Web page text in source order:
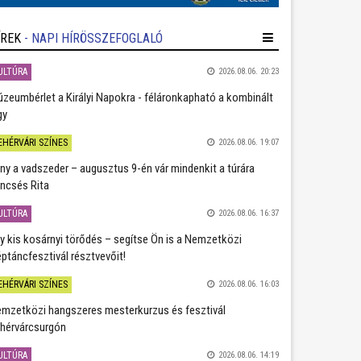
- NAPI HÍRÖSSZEFOGLALÓ
2026.08.06. 20:23
a Királyi Napokra - féláronkapható a kombinált
SZÍNES 2026.08.06. 19:07
a vadszeder – augusztus 9-én vár mindenkit a túrára
Rita
2026.08.06. 16:37
kis kosárnyi törődés – segítse Ön is a Nemzetközi
résztvevőit!
SZÍNES 2026.08.06. 16:03
hangszeres mesterkurzus és fesztivál
2026.08.06. 14:19